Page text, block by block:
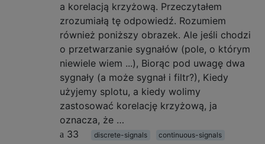
a korelacją krzyżową. Przeczytałem
zrozumiałą tę odpowiedź. Rozumiem
również poniższy obrazek. Ale jeśli chodzi
o przetwarzanie sygnałów (pole, o którym
niewiele wiem ...), Biorąc pod uwagę dwa
sygnały (a może sygnał i filtr?), Kiedy
użyjemy splotu, a kiedy wolimy
zastosować korelację krzyżową, ja
oznacza, że …
33
discrete-signals
continuous-signals